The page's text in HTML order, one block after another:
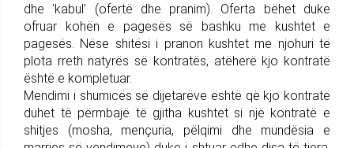
dhe 'kabul' (ofertë dhe pranim). Oferta bëhet duke
ofruar kohën e pagesës së bashku me kushtet e
pagesës. Nëse shitësi i pranon kushtet me njohuri të
plota rreth natyrës së kontratës, atëherë kjo kontratë
është e kompletuar.
Mendimi i shumicës së dijetarëve është që kjo kontratë
duhet të përmbajë të gjitha kushtet si një kontratë e
shitjes (mosha, mençuria, pëlqimi dhe mundësia e